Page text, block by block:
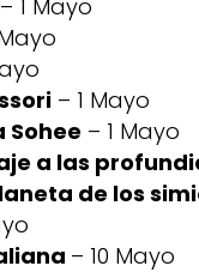
– 1 Mayo
– 1 Mayo
– 1 Mayo
a las
de los
– 10 Mayo